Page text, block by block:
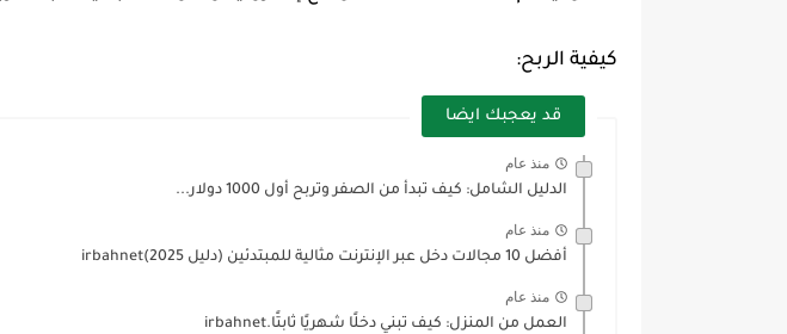
كيفية الربح:
قد يعجبك ايضا
منذ عام
الدليل الشامل: كيف تبدأ من الصفر وتربح أول 1000 دولار...
منذ عام
أفضل 10 مجالات دخل عبر الإنترنت مثالية للمبتدئين (دليل 2025)irbahnet
منذ عام
العمل من المنزل: كيف تبني دخلًا شهريًا ثابتًا.irbahnet